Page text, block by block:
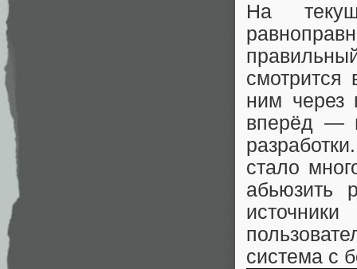
На
ним через
вперёд —
стало
абьюзить
система с